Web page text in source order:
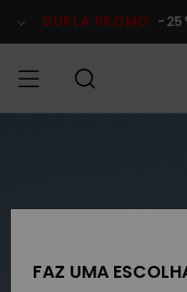
do
DUPLA PROMO -
MENINO
MULHER
FAZ UMA